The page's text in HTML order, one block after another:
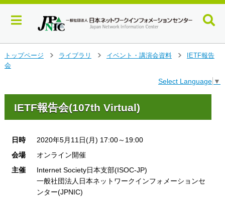
イ
ン
トップページ
ライブラリ
イベント・講演会資料
IETF報告
会
Select Language ▼
IETF報告会(107th Virtual)
日時
2020年5月11日(月) 17:00～19:00
会場
オンライン開催
主催
Internet Society日本支部(ISOC-JP)
一般社団法人日本ネットワークインフォメーションセ
ンター(JPNIC)